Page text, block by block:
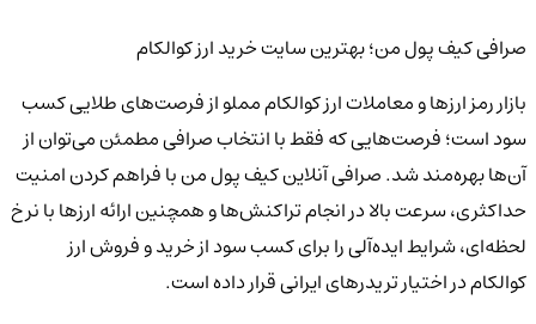
صرافی کیف پول من؛ بهترین سایت خرید ارز کوالکام
بازار رمز ارزها و معاملات ارز کوالکام مملو از فرصت‌های طلایی کسب
سود است؛ فرصت‌هایی که فقط با انتخاب صرافی مطمئن می‌توان از
آن‌ها بهره‌مند شد. صرافی آنلاین کیف پول من با فراهم کردن امنیت
حداکثری، سرعت بالا در انجام تراکنش‌ها و همچنین ارائه ارزها با نرخ
لحظه‌ای، شرایط ایده‌آلی را برای کسب سود از خرید و فروش ارز
کوالکام در اختیار تریدرهای ایرانی قرار داده است.